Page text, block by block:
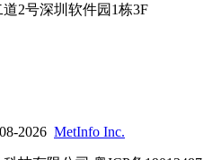
2号深圳软件园1栋3F
2026 MetInfo Inc.